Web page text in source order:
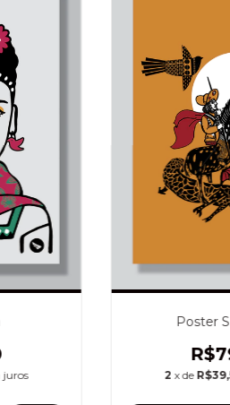
juros
Poster
2 x de